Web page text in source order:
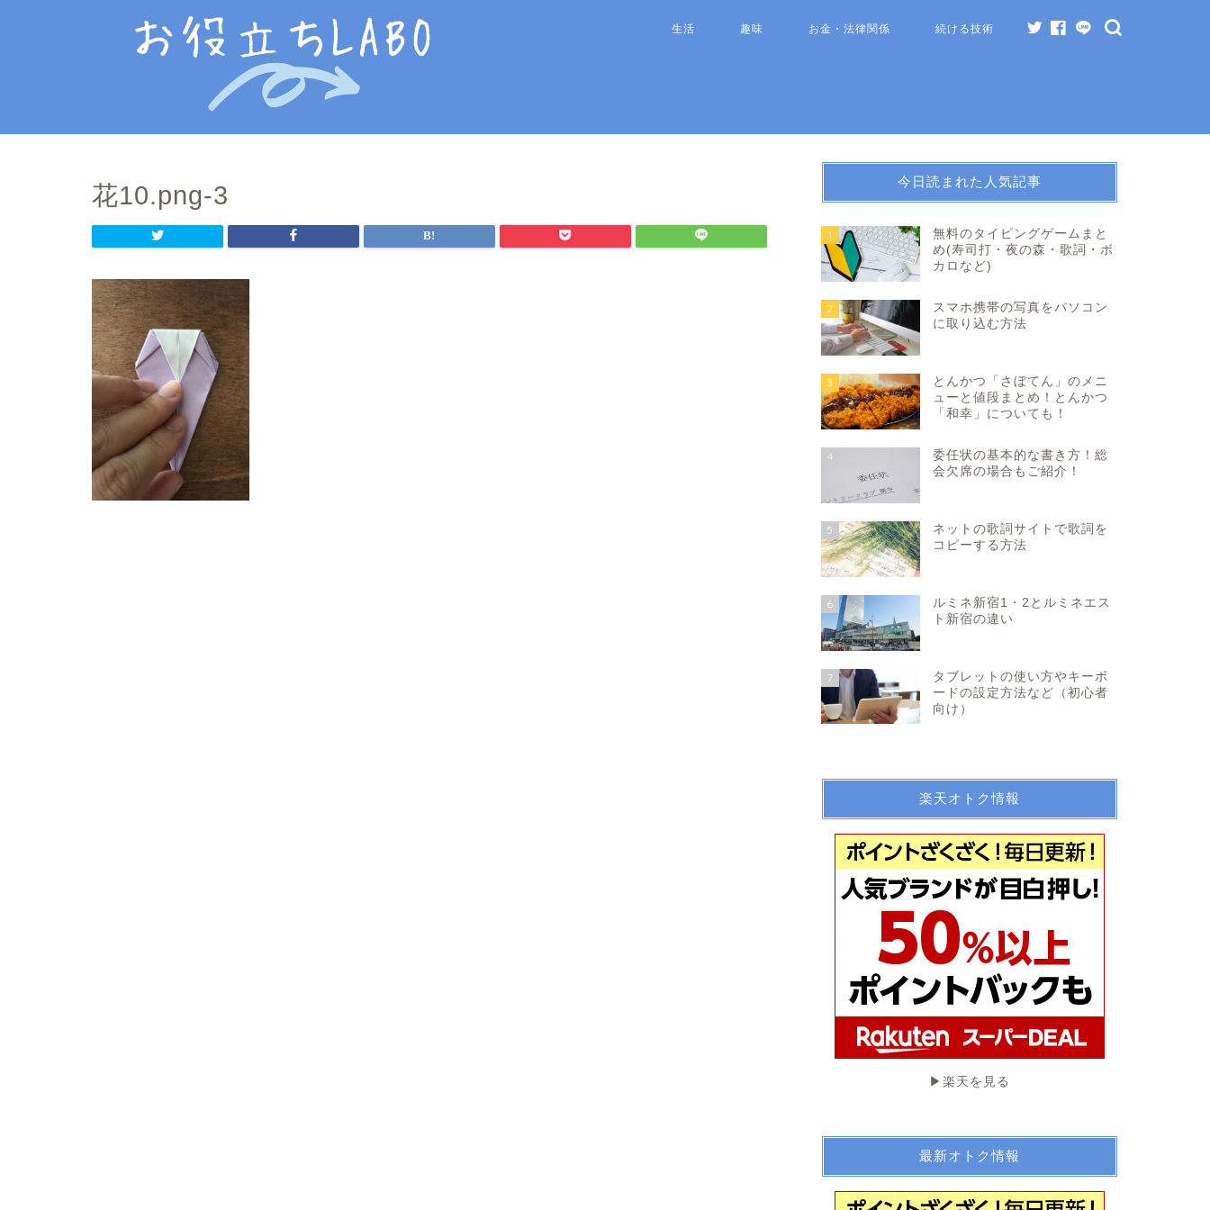
生活 趣味 お金・法律関係 続ける技術
花10.png-3 今日読まれた人気記事
1
無料のタイピングゲームまと
め(寿司打・夜の森・歌詞・ボ
カロなど)
2
スマホ携帯の写真をパソコン
に取り込む方法
3
とんかつ「さぼてん」のメニ
ューと値段まとめ！とんかつ
「和幸」についても！
4
委任状の基本的な書き方！総
会欠席の場合もご紹介！
5
ネットの歌詞サイトで歌詞を
コピーする方法
6
ルミネ新宿1・2とルミネエス
ト新宿の違い
7
タブレットの使い方やキーボ
ードの設定方法など（初心者
向け）
楽天オトク情報
▶︎楽天を見る
最新オトク情報